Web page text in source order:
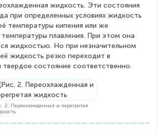
жидкость. Эти состояния
при определенных условиях жидкость
температуры кипения или же
плавления. При этом она
жидкостью. Но при незначительном
жидкость резко переходит в
твердое состояние соответственно.
2. Переохлажденная и перегретая